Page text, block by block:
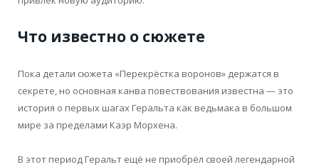
Что известно о сюжете
Пока детали сюжета «Перекрёстка воронов» держатся в
секрете, но основная канва повествования известна — это
история о первых шагах Геральта как ведьмака в большом
мире за пределами Каэр Морхена.
В этот период Геральт ещё не приобрёл своей легендарной